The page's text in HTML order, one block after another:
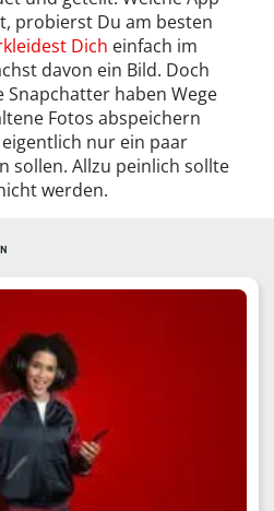
probierst Du am besten
Dich einfach im
davon ein Bild. Doch
Snapchatter haben Wege
Fotos abspeichern
nur ein paar
sollen. Allzu peinlich sollte
werden.